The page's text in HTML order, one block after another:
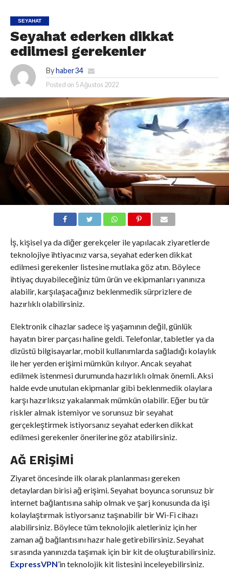
SEYAHAT
Seyahat ederken dikkat
edilmesi gerekenler
By haber34
Posted on 5 Ağustos 2022
İş, kişisel ya da diğer gerekçeler ile yapılacak ziyaretlerde
teknolojiye ihtiyacınız varsa, seyahat ederken dikkat
edilmesi gerekenler listesine mutlaka göz atın. Böylece
ihtiyaç duyabileceğiniz tüm ürün ve ekipmanları yanınıza
alabilir, karşılaşacağınız beklenmedik sürprizlere de
hazırlıklı olabilirsiniz.
Elektronik cihazlar sadece iş yaşamının değil, günlük
hayatın birer parçası haline geldi. Telefonlar, tabletler ya da
dizüstü bilgisayarlar, mobil kullanımlarda sağladığı kolaylık
ile her yerden erişimi mümkün kılıyor. Ancak seyahat
edilmek istenmesi durumunda hazırlıklı olmak önemli. Aksi
halde evde unutulan ekipmanlar gibi beklenmedik olaylara
karşı hazırlıksız yakalanmak mümkün olabilir. Eğer bu tür
riskler almak istemiyor ve sorunsuz bir seyahat
gerçekleştirmek istiyorsanız seyahat ederken dikkat
edilmesi gerekenler önerilerine göz atabilirsiniz.
AĞ ERIŞIMI
Ziyaret öncesinde ilk olarak planlanması gereken
detaylardan birisi ağ erişimi. Seyahat boyunca sorunsuz bir
internet bağlantısına sahip olmak ve şarj konusunda da işi
kolaylaştırmak istiyorsanız taşınabilir bir Wi-Fi cihazı
alabilirsiniz. Böylece tüm teknolojik aletleriniz için her
zaman ağ bağlantısını hazır hale getirebilirsiniz. Seyahat
sırasında yanınızda taşımak için bir kit de oluşturabilirsiniz.
ExpressVPN’in teknolojik kit listesini inceleyebilirsiniz.